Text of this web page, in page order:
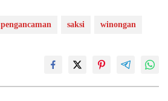
pengancaman saksi winongan